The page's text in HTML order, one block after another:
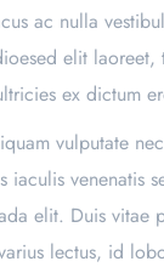
ac nulla
elit laoreet,
ex dictum
vulputate
iaculis venenatis
elit. Duis vitae
lectus, id